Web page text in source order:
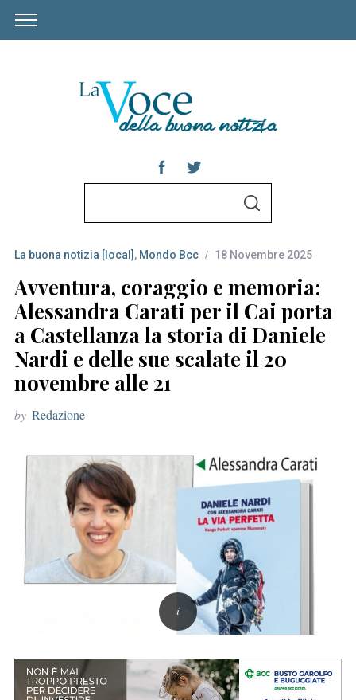
r
c
h
f
o
:
S
C
H
La buona notizia [local] , Mondo Bcc 18 Novembre 2025
Avventura, coraggio e memoria:
Alessandra Carati per il Cai porta
a Castellanza la storia di Daniele
Nardi e delle sue scalate il 20
novembre alle 21
by Redazione